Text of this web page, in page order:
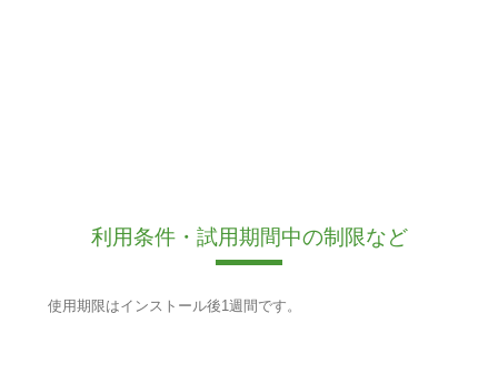
利用条件・試用期間中の制限など
使用期限はインストール後1週間です。